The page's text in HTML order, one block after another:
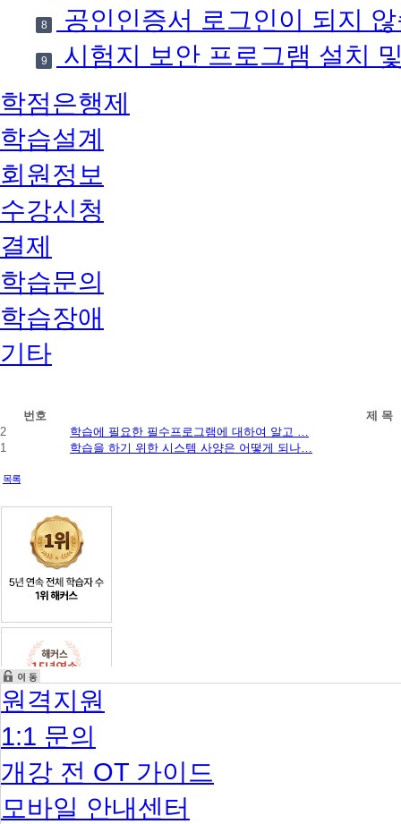
8 공인인증서 로그인이 되지
9
시험지 보안 프로그램 설치
학점은행제
학습설계
회원정보
수강신청
결제
학습문의
학습장애
기타
습
설
자
묻
번호
제 목
2
학습에 필요한 필수프로그램에 대하여 알고 …
1
학습을 하기 위한 시스템 사양은 어떻게 되나…
목록
원격지원
1:1 문의
개강 전 OT 가이드
모바일 안내센터